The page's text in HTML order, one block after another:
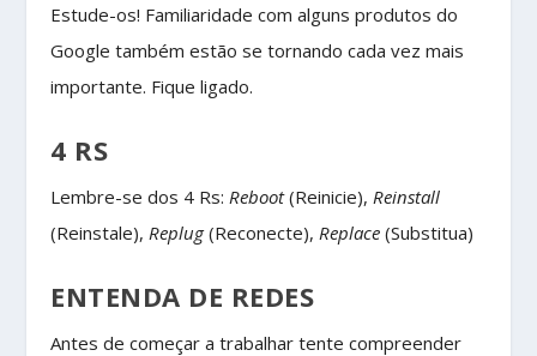
Estude-os! Familiaridade com alguns produtos do
Google também estão se tornando cada vez mais
importante. Fique ligado.
4 RS
Lembre-se dos 4 Rs: Reboot(Reinicie), Reinstall
(Reinstale), Replug(Reconecte), Replace (Substitua)
ENTENDA DE REDES
Antes de começar a trabalhar tente compreender